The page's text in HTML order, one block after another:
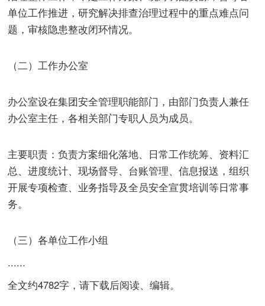
单位工作推进，研究解决排查治理过程中的重点难点问
题，审核隐患整改闭环情况。
（二）工作办公室
办公室设在集团安全管理职能部门，由部门负责人兼任
办公室主任，各相关部门专职人员为成员。
主要职责：负责方案细化落地、日常工作统筹、资料汇
总、进度统计、现场督导、台账管理、信息报送，组织
开展专项检查、业务指导及全员安全宣贯培训等日常事
务。
（三）各单位工作小组
......
全文约4782字，请下载后阅读、编辑。